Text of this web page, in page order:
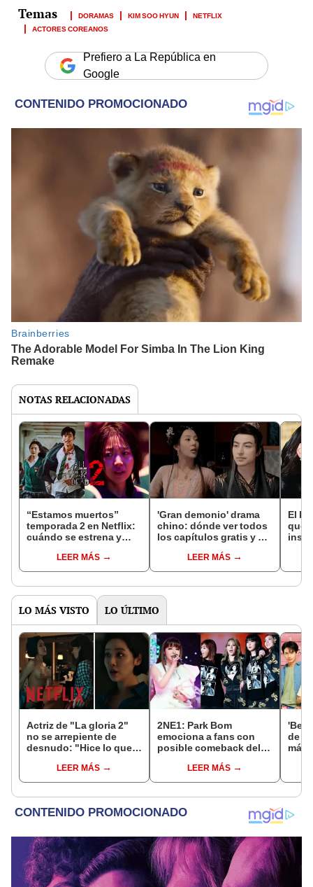
DORAMAS KIM SOO HYUN
NETFLIX
ACTORES COREANOS
Prefiero a La República en
Google
NOTAS RELACIONADAS
“Estamos muertos”
temporada 2 en Netflix:
cuándo se estrena y
temporadaLEER MÁS
'Gran demonio' drama
chino: dónde ver todos
los capítulos gratis y en
LEER MÁS
El k-
que
LO MÁS VISTO LO ÚLTIMO
Actriz de "La gloria 2"
no se arrepiente de
desnudo: "Hice lo que
crucial"LEER MÁS
2NE1: Park Bom
emociona a fans con
posible comeback del
LEER MÁS
de
más